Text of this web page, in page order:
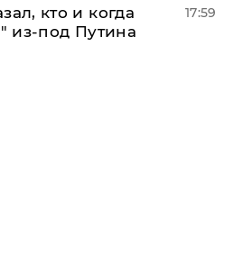
кто и когда
из-под Путина
17:59